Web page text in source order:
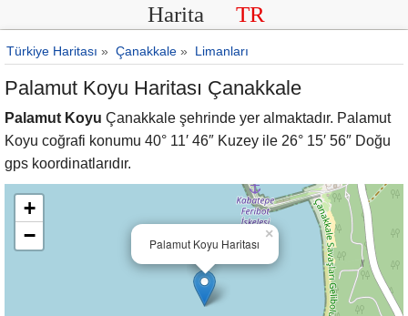
Harita TR
Türkiye Haritası » Çanakkale » Limanları
Palamut Koyu Haritası Çanakkale
Palamut Koyu Çanakkale şehrinde yer almaktadır. Palamut
Koyu coğrafi konumu 40° 11′ 46″ Kuzey ile 26° 15′ 56″ Doğu
gps koordinatlarıdır.
Palamut Koyu Haritası
×
+
−